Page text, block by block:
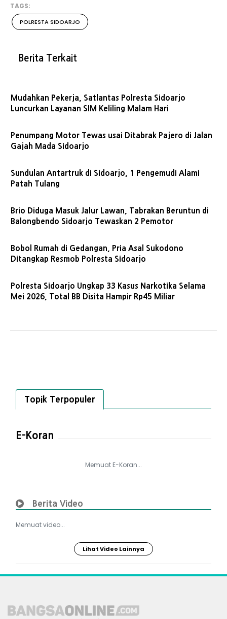
TAGS:
POLRESTA SIDOARJO
Berita Terkait
Mudahkan Pekerja, Satlantas Polresta Sidoarjo
Luncurkan Layanan SIM Keliling Malam Hari
Penumpang Motor Tewas usai Ditabrak Pajero di Jalan
Gajah Mada Sidoarjo
Sundulan Antartruk di Sidoarjo, 1 Pengemudi Alami
Patah Tulang
Brio Diduga Masuk Jalur Lawan, Tabrakan Beruntun di
Balongbendo Sidoarjo Tewaskan 2 Pemotor
Bobol Rumah di Gedangan, Pria Asal Sukodono
Ditangkap Resmob Polresta Sidoarjo
Polresta Sidoarjo Ungkap 33 Kasus Narkotika Selama
Mei 2026, Total BB Disita Hampir Rp45 Miliar
Topik Terpopuler
E-Koran
Memuat E-Koran...
Berita Video
Memuat video...
Lihat Video Lainnya